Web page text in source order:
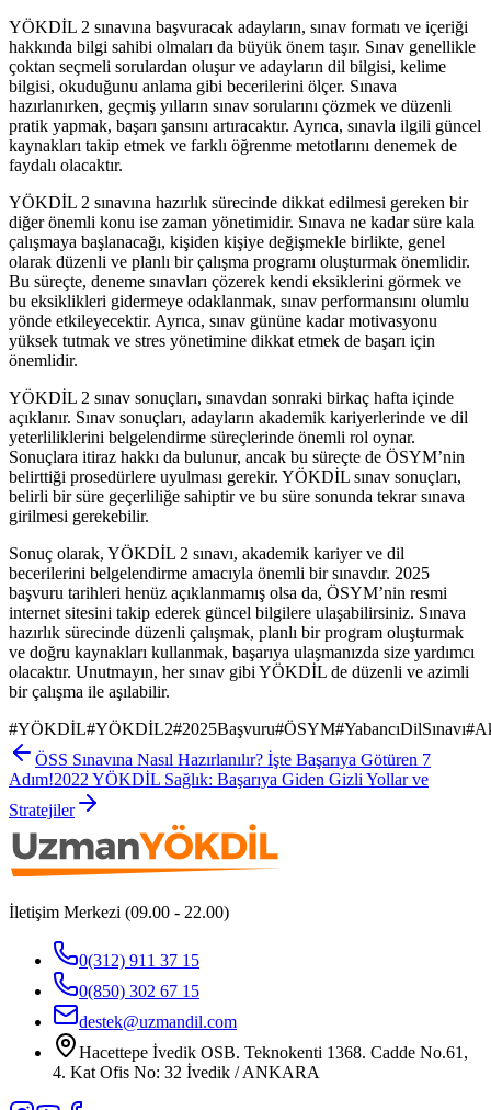
YÖKDİL 2 sınavına başvuracak adayların, sınav formatı ve içeriği
hakkında bilgi sahibi olmaları da büyük önem taşır. Sınav genellikle
çoktan seçmeli sorulardan oluşur ve adayların dil bilgisi, kelime
bilgisi, okuduğunu anlama gibi becerilerini ölçer. Sınava
hazırlanırken, geçmiş yılların sınav sorularını çözmek ve düzenli
pratik yapmak, başarı şansını artıracaktır. Ayrıca, sınavla ilgili güncel
kaynakları takip etmek ve farklı öğrenme metotlarını denemek de
faydalı olacaktır.
YÖKDİL 2 sınavına hazırlık sürecinde dikkat edilmesi gereken bir
diğer önemli konu ise zaman yönetimidir. Sınava ne kadar süre kala
çalışmaya başlanacağı, kişiden kişiye değişmekle birlikte, genel
olarak düzenli ve planlı bir çalışma programı oluşturmak önemlidir.
Bu süreçte, deneme sınavları çözerek kendi eksiklerini görmek ve
bu eksiklikleri gidermeye odaklanmak, sınav performansını olumlu
yönde etkileyecektir. Ayrıca, sınav gününe kadar motivasyonu
yüksek tutmak ve stres yönetimine dikkat etmek de başarı için
önemlidir.
YÖKDİL 2 sınav sonuçları, sınavdan sonraki birkaç hafta içinde
açıklanır. Sınav sonuçları, adayların akademik kariyerlerinde ve dil
yeterliliklerini belgelendirme süreçlerinde önemli rol oynar.
Sonuçlara itiraz hakkı da bulunur, ancak bu süreçte de ÖSYM’nin
belirttiği prosedürlere uyulması gerekir. YÖKDİL sınav sonuçları,
belirli bir süre geçerliliğe sahiptir ve bu süre sonunda tekrar sınava
girilmesi gerekebilir.
Sonuç olarak, YÖKDİL 2 sınavı, akademik kariyer ve dil
becerilerini belgelendirme amacıyla önemli bir sınavdır. 2025
başvuru tarihleri henüz açıklanmamış olsa da, ÖSYM’nin resmi
internet sitesini takip ederek güncel bilgilere ulaşabilirsiniz. Sınava
hazırlık sürecinde düzenli çalışmak, planlı bir program oluşturmak
ve doğru kaynakları kullanmak, başarıya ulaşmanızda size yardımcı
olacaktır. Unutmayın, her sınav gibi YÖKDİL de düzenli ve azimli
bir çalışma ile aşılabilir.
#YÖKDİL#YÖKDİL2#2025Başvuru#ÖSYM#YabancıDilSınavı#
ÖSS Sınavına Nasıl Hazırlanılır? İşte Başarıya Götüren 7
Adım!2022 YÖKDİL Sağlık: Başarıya Giden Gizli Yollar ve
Stratejiler
İletişim Merkezi (09.00 - 22.00)
0(312) 911 37 15
0(850) 302 67 15
destek@uzmandil.com
Hacettepe İvedik OSB. Teknokenti 1368. Cadde No.61,
4. Kat Ofis No: 32 İvedik / ANKARA